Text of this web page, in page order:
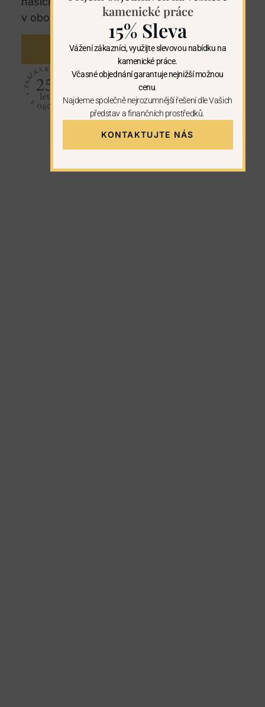
v oboru kamenictví.
KONTAKTUJTE NÁS
kamenické práce
15% Sleva
Vážení zákazníci, využijte slevovou nabídku na
kamenické práce.
Včasné objednání garantuje nejnižší možnou
cenu
Najdeme společně nejrozumnější řešení dle Vašich
představ a finančních prostředků.
KONTAKTUJTE NÁS